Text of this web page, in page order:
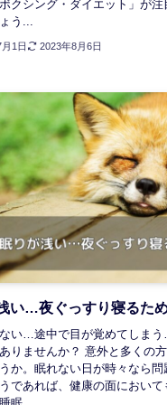
ボクシング・ダイエット」が
う...
1日 2023年8月6日
い…夜ぐっすり寝るた
い…途中で目が覚めてしま
りませんか？ 意外と多くの
か。眠れない日が時々なら問
であれば、健康の面におい